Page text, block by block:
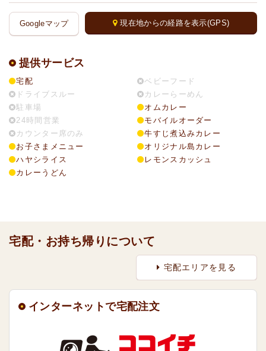
Googleマップ 現在地からの経路を表示(GPS)
提供サービス
宅配
ドライブスルー
駐車場
24時間営業
カウンター席のみ
お子さまメニュー
ハヤシライス
カレーうどん
ベビーフード
カレーらーめん
オムカレー
モバイルオーダー
牛すじ煮込みカレー
オリジナル島カレー
レモンスカッシュ
宅配・お持ち帰りについて
宅配エリアを見る
インターネットで宅配注文